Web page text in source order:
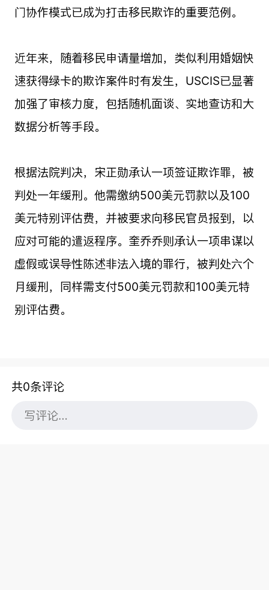
门协作模式已成为打击移民欺诈的重要范例。
近年来，随着移民申请量增加，类似利用婚姻快
速获得绿卡的欺诈案件时有发生，USCIS已显著
加强了审核力度，包括随机面谈、实地查访和大
数据分析等手段。
根据法院判决，宋正勋承认一项签证欺诈罪，被
判处一年缓刑。他需缴纳500美元罚款以及100
美元特别评估费，并被要求向移民官员报到，以
应对可能的遣返程序。奎乔乔则承认一项串谋以
虚假或误导性陈述非法入境的罪行，被判处六个
月缓刑，同样需支付500美元罚款和100美元特
别评估费。
共0条评论